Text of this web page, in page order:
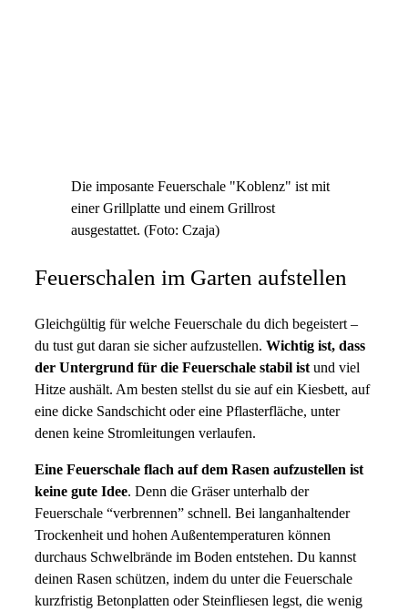
Die imposante Feuerschale "Koblenz" ist mit
einer Grillplatte und einem Grillrost
ausgestattet. (Foto: Czaja)
Feuerschalen im Garten aufstellen
Gleichgültig für welche Feuerschale du dich begeistert –
du tust gut daran sie sicher aufzustellen. Wichtig ist, dass
der Untergrund für die Feuerschale stabil ist und viel
Hitze aushält. Am besten stellst du sie auf ein Kiesbett, auf
eine dicke Sandschicht oder eine Pflasterfläche, unter
denen keine Stromleitungen verlaufen.
Eine Feuerschale flach auf dem Rasen aufzustellen ist
keine gute Idee. Denn die Gräser unterhalb der
Feuerschale “verbrennen” schnell. Bei langanhaltender
Trockenheit und hohen Außentemperaturen können
durchaus Schwelbrände im Boden entstehen. Du kannst
deinen Rasen schützen, indem du unter die Feuerschale
kurzfristig Betonplatten oder Steinfliesen legst, die wenig